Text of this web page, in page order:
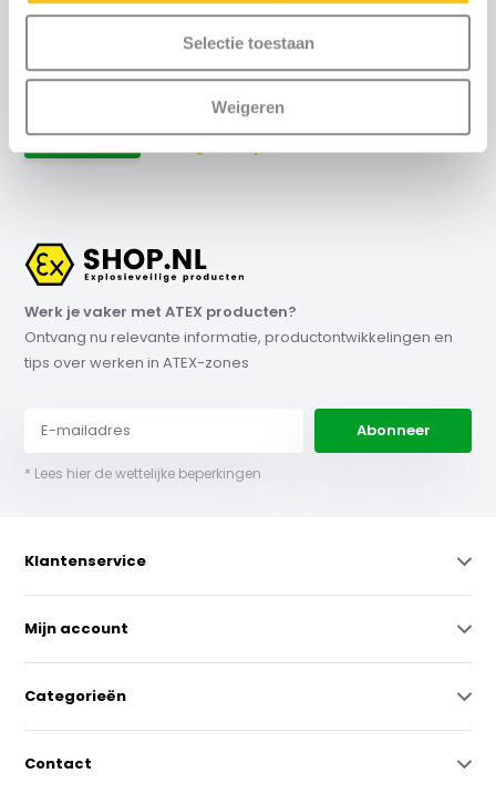
Selectie toestaan
Weigeren
Maandag t/m vrijdag:
8:30 uur tot 17:00 uur (telefonisch)
Weekend: via email
Contact
+31 (0)115-700502
Werk je vaker met ATEX producten?
Ontvang nu relevante informatie, productontwikkelingen en
tips over werken in ATEX-zones
Abonneer
* Lees hier de wettelijke beperkingen
Klantenservice
Mijn account
Categorieën
Contact